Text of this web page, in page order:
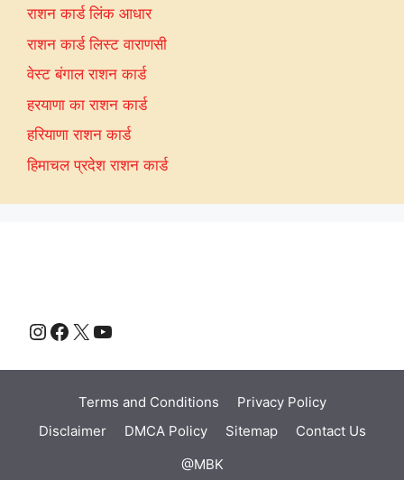
राशन कार्ड लिंक आधार
राशन कार्ड लिस्ट वाराणसी
वेस्ट बंगाल राशन कार्ड
हरयाणा का राशन कार्ड
हरियाणा राशन कार्ड
हिमाचल प्रदेश राशन कार्ड
Instagram
Facebook
X YouTube
Terms and Conditions
Privacy Policy
Disclaimer
DMCA Policy Sitemap
Contact Us
@MBK